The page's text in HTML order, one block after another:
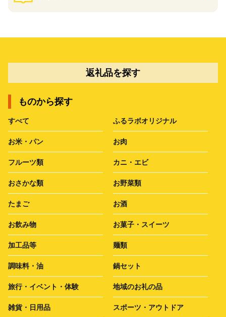
返礼品を探す
ものから探す
すべて ふるラボオリジナル
お米・パン お肉
フルーツ類 カニ・エビ
おさかな類 お野菜類
たまご お酒
お飲み物 お菓子・スイーツ
加工品等 麺類
調味料・油 鍋セット
旅行・イベント・体験 地域のお礼の品
雑貨・日用品 スポーツ・アウトドア